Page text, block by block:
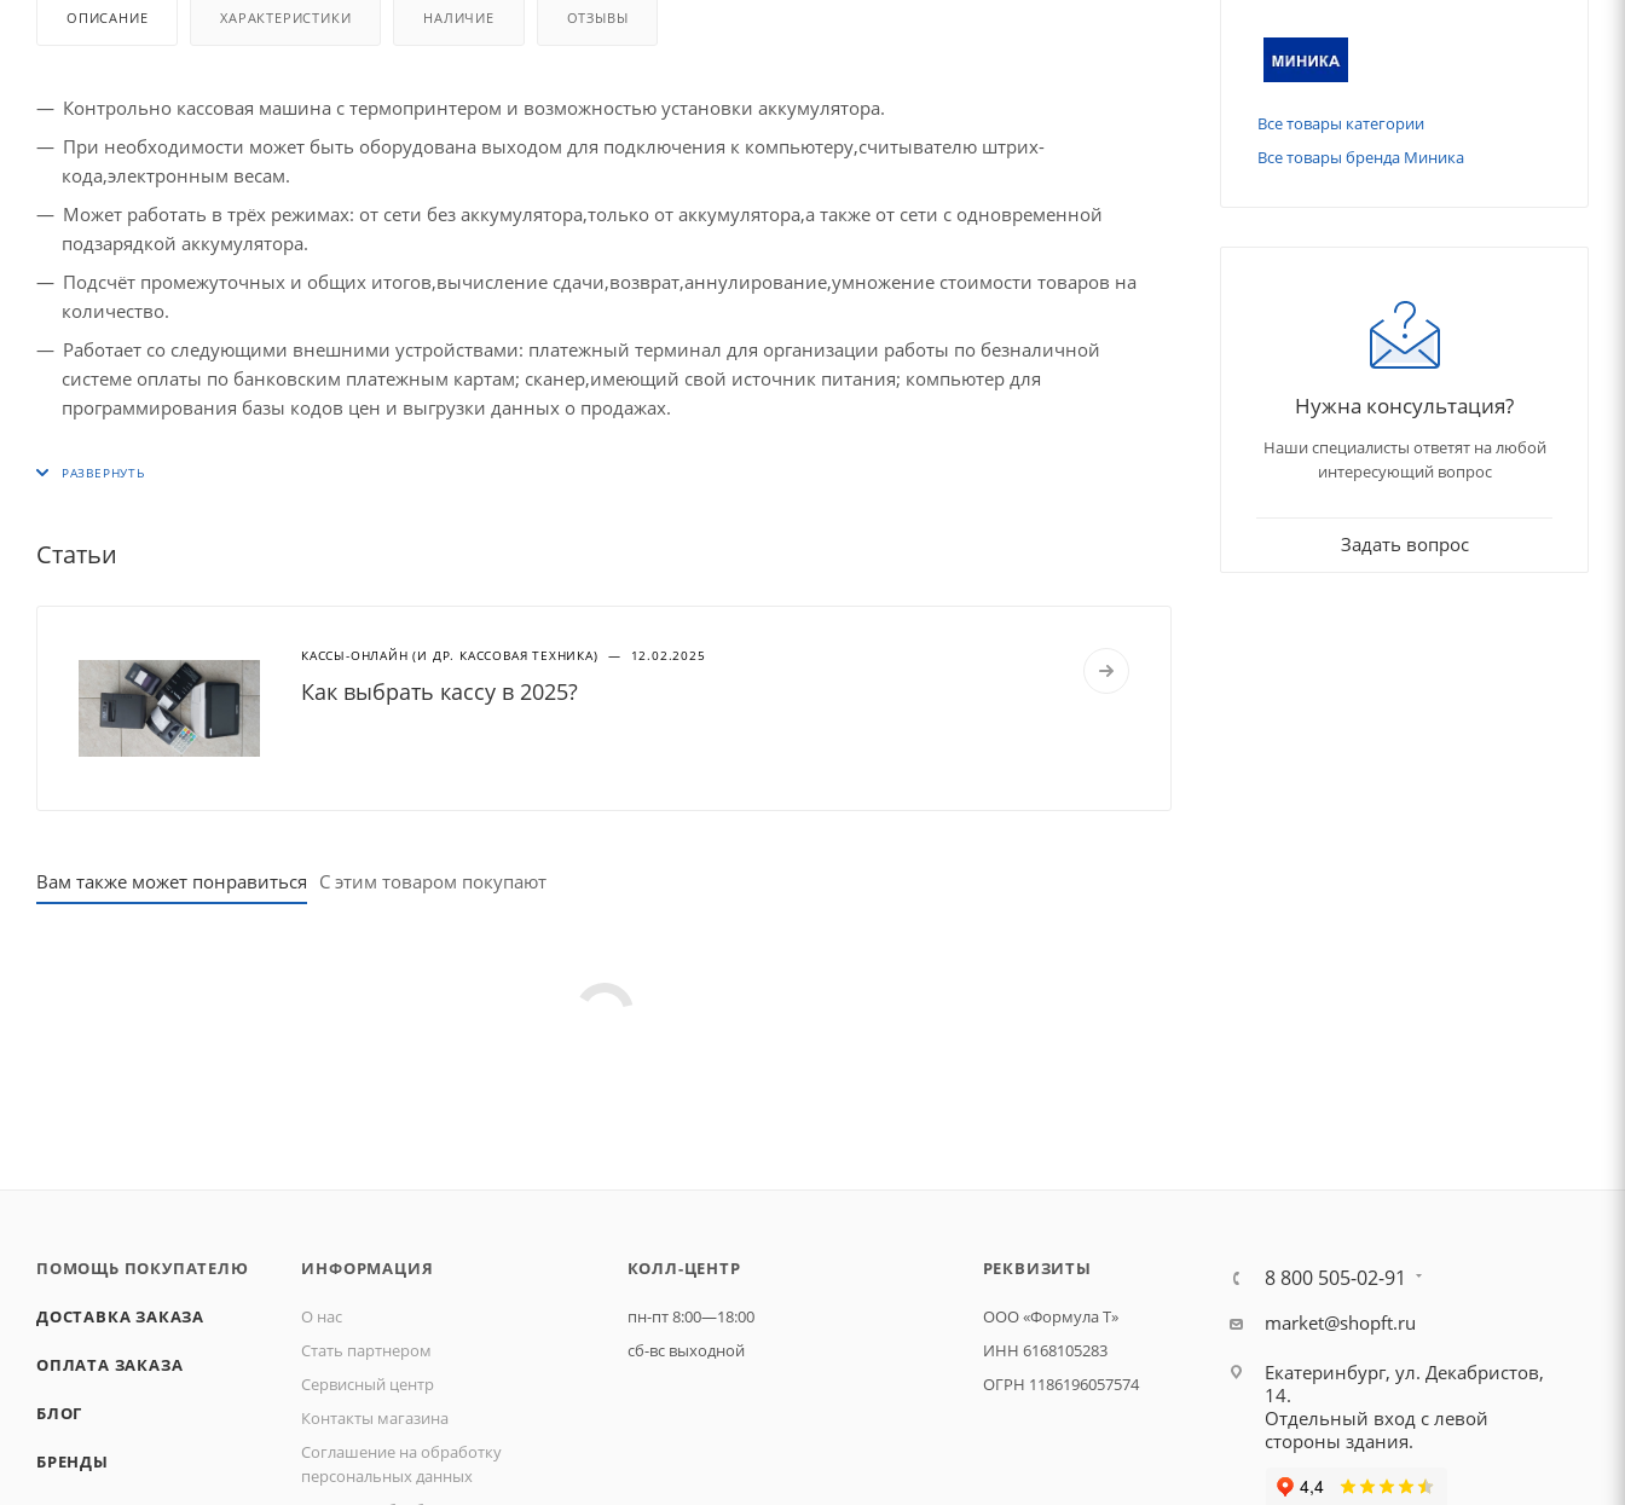
ОПИСАНИЕ ХАРАКТЕРИСТИКИ НАЛИЧИЕ ОТЗЫВЫ
Контрольно кассовая машина с термопринтером и возможностью установки аккумулятора.
При необходимости может быть оборудована выходом для подключения к компьютеру,считывателю штрих-
кода,электронным весам.
Может работать в трёх режимах: от сети без аккумулятора,только от аккумулятора,а также от сети с одновременной
подзарядкой аккумулятора.
Подсчёт промежуточных и общих итогов,вычисление сдачи,возврат,аннулирование,умножение стоимости товаров на
количество.
Работает со следующими внешними устройствами: платежный терминал для организации работы по безналичной
системе оплаты по банковским платежным картам; сканер,имеющий свой источник питания; компьютер для
программирования базы кодов цен и выгрузки данных о продажах.
Статьи
КАССЫ-ОНЛАЙН (И ДР. КАССОВАЯ ТЕХНИКА) — 12.02.2025
Как выбрать кассу в 2025?
Вам также может понравиться С этим товаром покупают
Все товары категории
Все товары бренда Миника
Нужна консультация?
Наши специалисты ответят на любой
интересующий вопрос
Задать вопрос
ПОМОЩЬ ПОКУПАТЕЛЮ
ДОСТАВКА ЗАКАЗА
ОПЛАТА ЗАКАЗА
БЛОГ
БРЕНДЫ
ИНФОРМАЦИЯ
О нас
Стать партнером
Сервисный центр
Контакты магазина
Соглашение на обработку
персональных данных
КОЛЛ-ЦЕНТР
пн-пт 8:00—18:00
сб-вс выходной
РЕКВИЗИТЫ
ООО «Формула Т»
ИНН 6168105283
ОГРН 1186196057574
8 800 505-02-91
market@shopft.ru
Екатеринбург, ул. Декабристов,
14.
Отдельный вход с левой
стороны здания.